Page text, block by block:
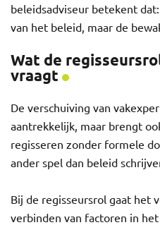
beleidsadviseur betekent
van het beleid, maar de
Wat de
vraagt
De verschuiving van
aantrekkelijk, maar brengt
regisseren zonder formele
ander spel dan beleid
Bij de regisseursrol gaat het
verbinden van factoren in